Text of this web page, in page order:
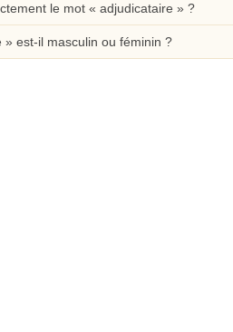
le mot « adjudicataire » ?
» est-il masculin ou féminin ?